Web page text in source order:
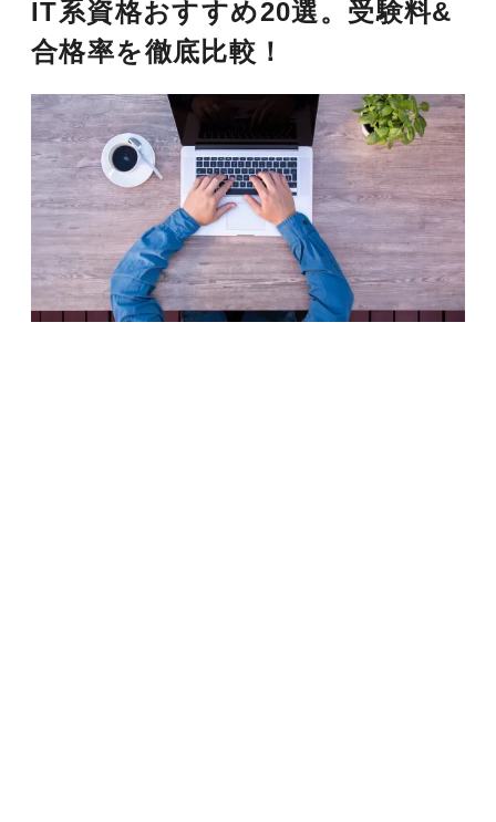
IT系資格おすすめ20選。受験料&
合格率を徹底比較！